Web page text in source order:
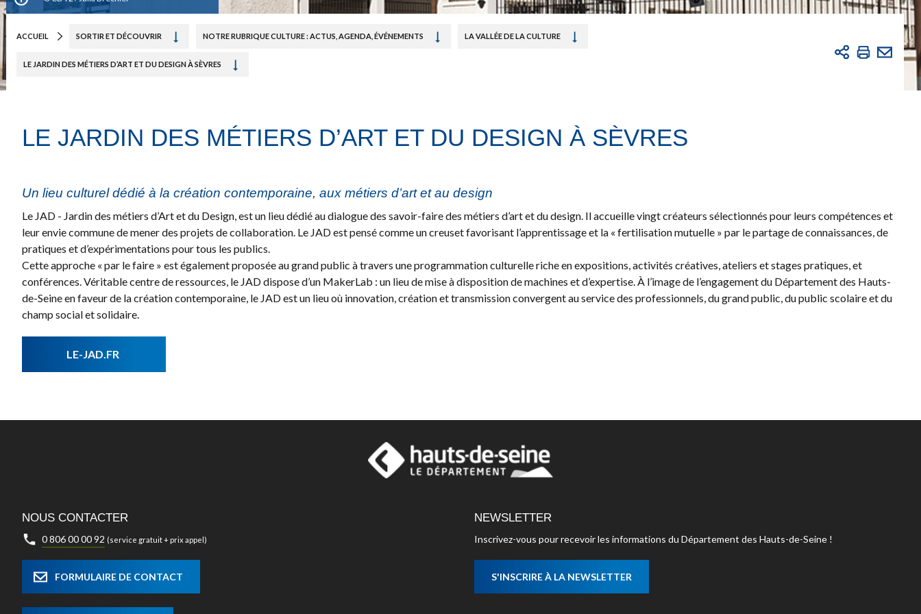
ACCUEIL SORTIR ET DÉCOUVRIR NOTRE RUBRIQUE CULTURE : ACTUS, AGENDA, ÉVÉNEMENTS LA VALLÉE DE LA CULTURE
LE JARDIN DES MÉTIERS D’ART ET DU DESIGN À SÈVRES
LE JARDIN DES MÉTIERS D’ART ET DU DESIGN À SÈVRES
Un lieu culturel dédié à la création contemporaine, aux métiers d’art et au design
Le JAD - Jardin des métiers d’Art et du Design, est un lieu dédié au dialogue des savoir-faire des métiers d’art et du design. Il accueille vingt créateurs sélectionnés pour leurs compétences et
leur envie commune de mener des projets de collaboration. Le JAD est pensé comme un creuset favorisant l’apprentissage et la « fertilisation mutuelle » par le partage de connaissances, de
pratiques et d’expérimentations pour tous les publics.
Cette approche « par le faire » est également proposée au grand public à travers une programmation culturelle riche en expositions, activités créatives, ateliers et stages pratiques, et
conférences. Véritable centre de ressources, le JAD dispose d’un MakerLab : un lieu de mise à disposition de machines et d’expertise. À l’image de l’engagement du Département des Hauts-
de-Seine en faveur de la création contemporaine, le JAD est un lieu où innovation, création et transmission convergent au service des professionnels, du grand public, du public scolaire et du
champ social et solidaire.
LE-JAD.FR
NOUS CONTACTER
0 806 00 00 92 (service gratuit + prix appel)
FORMULAIRE DE CONTACT
NEWSLETTER
Inscrivez-vous pour recevoir les informations du Département des Hauts-de-Seine !
S'INSCRIRE À LA NEWSLETTER